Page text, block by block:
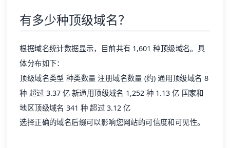
有多少种顶级域名？
根据域名统计数据显示，目前共有 1,601 种顶级域名。具
体分布如下：
顶级域名类型 种类数量 注册域名数量 (约) 通用顶级域名 8
种 超过 3.37 亿 新通用顶级域名 1,252 种 1.13 亿 国家和
地区顶级域名 341 种 超过 3.12 亿
选择正确的域名后缀可以影响您网站的可信度和可见性。